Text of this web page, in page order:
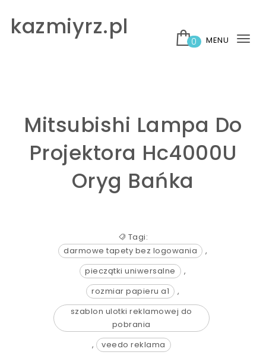
kazmiyrz.pl
0 MENU
Mitsubishi Lampa Do
Projektora Hc4000U
Oryg Bańka
Tagi:
darmowe tapety bez logowania
,
pieczątki uniwersalne
,
rozmiar papieru a1
,
szablon ulotki reklamowej do
pobrania
, veedo reklama